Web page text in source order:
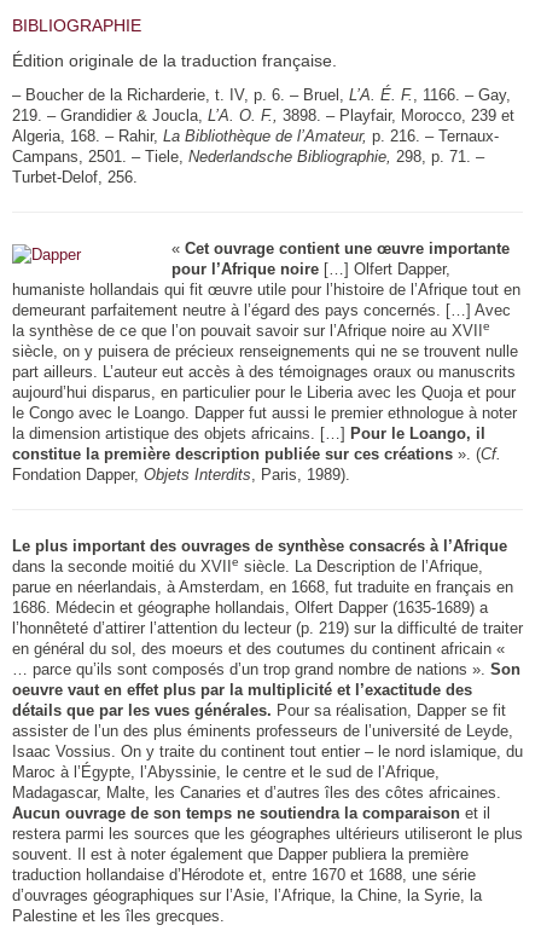
BIBLIOGRAPHIE
Édition originale de la traduction française.
– Boucher de la Richarderie, t. IV, p. 6. – Bruel, L’A. É. F. , 1166. – Gay,
219. – Grandidier & Joucla, L’A. O. F., 3898. – Playfair, Morocco, 239 et
Algeria, 168. – Rahir, La Bibliothèque de l’Amateur, p. 216. – Ternaux-
Campans, 2501. – Tiele, Nederlandsche Bibliographie, 298, p. 71. –
Turbet-Delof, 256.
« Cet ouvrage contient une œuvre importante
pour l’Afrique noire […] Olfert Dapper,
humaniste hollandais qui fit œuvre utile pour l’histoire de l’Afrique tout en
demeurant parfaitement neutre à l’égard des pays concernés. […] Avec
la synthèse de ce que l’on pouvait savoir sur l’Afrique noire au XVIIe
siècle, on y puisera de précieux renseignements qui ne se trouvent nulle
part ailleurs. L’auteur eut accès à des témoignages oraux ou manuscrits
aujourd’hui disparus, en particulier pour le Liberia avec les Quoja et pour
le Congo avec le Loango. Dapper fut aussi le premier ethnologue à noter
la dimension artistique des objets africains. […] Pour le Loango, il
constitue la première description publiée sur ces créations ». (Cf.
Fondation Dapper, Objets Interdits , Paris, 1989).
Le plus important des ouvrages de synthèse consacrés à l’Afrique
dans la seconde moitié du XVIIe siècle. La Description de l’Afrique,
parue en néerlandais, à Amsterdam, en 1668, fut traduite en français en
1686. Médecin et géographe hollandais, Olfert Dapper (1635-1689) a
l’honnêteté d’attirer l’attention du lecteur (p. 219) sur la difficulté de traiter
en général du sol, des moeurs et des coutumes du continent africain «
… parce qu’ils sont composés d’un trop grand nombre de nations ». Son
oeuvre vaut en effet plus par la multiplicité et l’exactitude des
détails que par les vues générales. Pour sa réalisation, Dapper se fit
assister de l’un des plus éminents professeurs de l’université de Leyde,
Isaac Vossius. On y traite du continent tout entier – le nord islamique, du
Maroc à l’Égypte, l’Abyssinie, le centre et le sud de l’Afrique,
Madagascar, Malte, les Canaries et d’autres îles des côtes africaines.
Aucun ouvrage de son temps ne soutiendra la comparaison et il
restera parmi les sources que les géographes ultérieurs utiliseront le plus
souvent. Il est à noter également que Dapper publiera la première
traduction hollandaise d’Hérodote et, entre 1670 et 1688, une série
d’ouvrages géographiques sur l’Asie, l’Afrique, la Chine, la Syrie, la
Palestine et les îles grecques.